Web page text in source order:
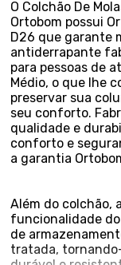
O Colchão De
Ortobom possui
D26 que garante
antiderrapante
para pessoas de
Médio, o que lhe
preservar sua
seu conforto.
qualidade e
conforto e
a garantia
Além do colchão,
funcionalidade
de
tratada,